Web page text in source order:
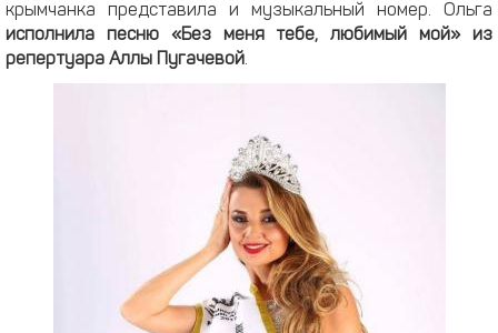
крымчанка представила и музыкальный номер. Ольга
исполнила песню «Без меня тебе, любимый мой» из
репертуара Аллы Пугачевой.